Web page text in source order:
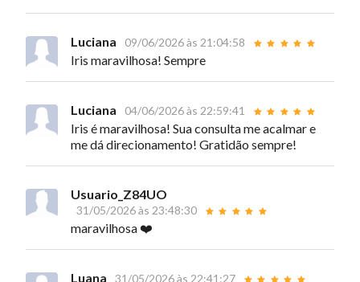
Luciana 09/06/2026 às 21:04:58
Iris maravilhosa! Sempre
Luciana 04/06/2026 às 22:59:41
Iris é maravilhosa! Sua consulta me acalmar e
me dá direcionamento! Gratidão sempre!
Usuario_Z84UO
31/05/2026 às 23:48:30
maravilhosa ❤️
Luana 31/05/2026 às 22:41:27